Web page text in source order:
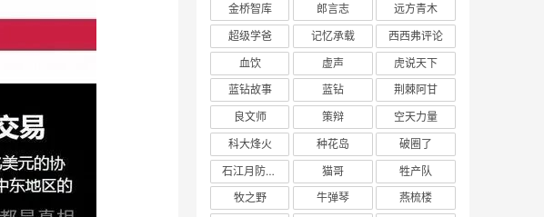
金桥智库
郎言志
远方青木
超级学爸
记忆承载
西西弗评论
血饮
虚声
虎说天下
蓝钻故事
蓝钻
荆棘阿甘
良文师
策辩
空天力量
科大烽火
种花岛
破圈了
石江月防务观察
猫哥
牲产队
牧之野
牛弹琴
燕梳楼